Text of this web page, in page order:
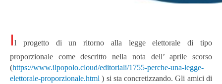
Il progetto di un ritorno alla legge elettorale di tipo
proporzionale come descritto nella nota dell’ aprile scorso
(https://www.ilpopolo.cloud/editoriali/1755-perche-una-legge-
elettorale-proporzionale.html ) si sta concretizzando. Gli amici di